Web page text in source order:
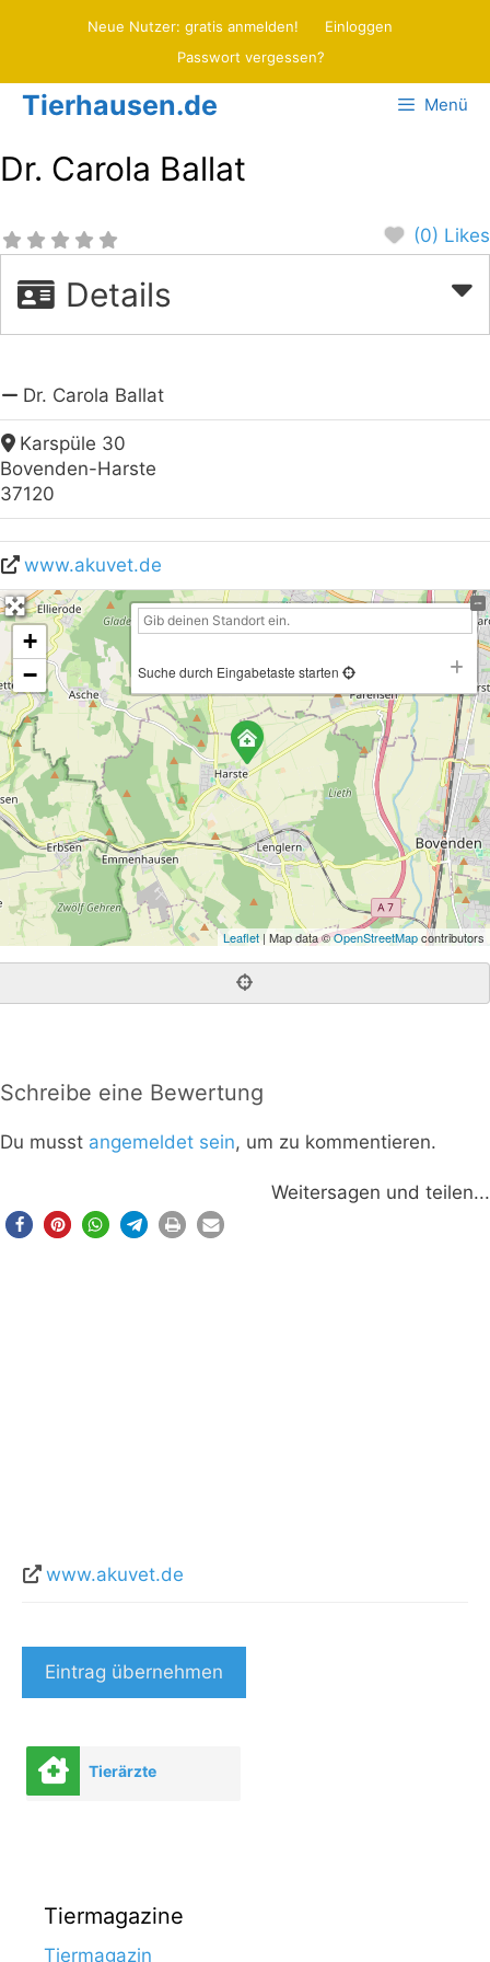
Neue Nutzer: gratis anmelden!
Einloggen
Passwort vergessen?
Tierhausen.de Menü
Dr. Carola Ballat
(0) Likes
Details
Dr. Carola Ballat
Karspüle 30
Bovenden-Harste
37120
www.akuvet.de
+
−
Suche durch Eingabetaste starten
Leaflet | Map data ©OpenStreetMapcontributors
Schreibe eine Bewertung
Du musst angemeldet sein, um zu kommentieren.
Weitersagen und teilen...
www.akuvet.de
Eintrag übernehmen
Tierärzte
Tiermagazine
Tiermagazin